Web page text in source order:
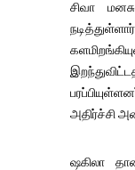
சிவா
அதிர்ச்சி
ஷகிலா